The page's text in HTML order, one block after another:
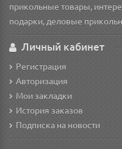
прикольные товары,
подарки, деловые
Личный кабинет
Регистрация
Авторизация
Мои закладки
История заказов
Подписка на новости